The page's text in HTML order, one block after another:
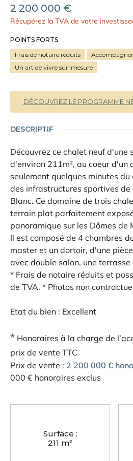
2 200 000 €
Récupérez la TVA de votre
POINTS FORTS
Frais de notaire réduits
Un art de vivre sur-mesure
DÉCOUVREZ LE PROGRAMME
DESCRIPTIF
Découvrez ce chalet neuf d'une
d'environ 211m², au coeur d'un
seulement quelques minutes
des infrastructures sportives
Blanc. Ce domaine de trois
terrain plat parfaitement
panoramique sur les Dômes de
Il est composé de 4 chambres
master et un dortoir, d'une
avec double salon, une
* Frais de notaire réduits et
de TVA. * Photos non
Etat du bien : Excellent
* Honoraires à la charge de
prix de vente TTC
Prix de vente : 2 200 000 €
000 € honoraires exclus
Surface :
211 m²